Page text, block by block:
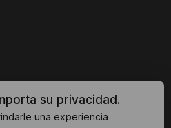
BUSCAR
su privacidad.
una experiencia